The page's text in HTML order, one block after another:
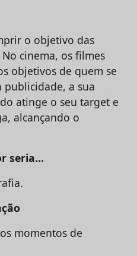
o objetivo das
cinema, os filmes
objetivos de quem se
publicidade, a sua
atinge o seu target e
alcançando o
seria…
momentos de